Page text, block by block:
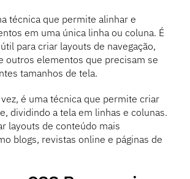
técnica que permite alinhar e
em uma única linha ou coluna. É
para criar layouts de navegação,
outros elementos que precisam se
tamanhos de tela.
é uma técnica que permite criar
dividindo a tela em linhas e colunas.
layouts de conteúdo mais
blogs, revistas online e páginas de